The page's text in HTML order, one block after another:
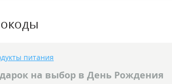
питания
на выбор в День Рождения